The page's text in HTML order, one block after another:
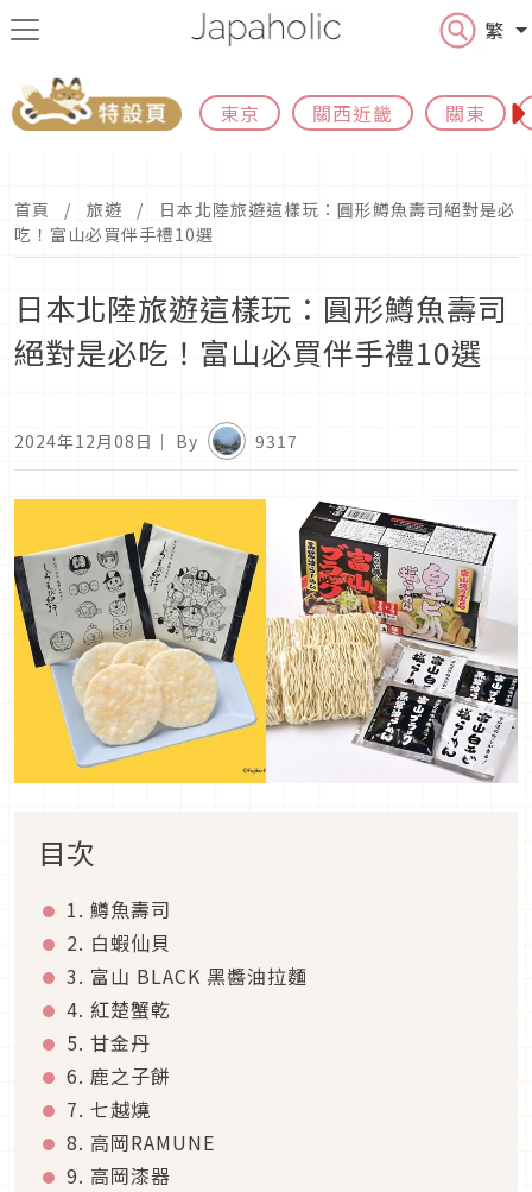
繁
東京 關西近畿 關東
首頁 旅遊
日本北陸旅遊這樣玩：圓形鱒魚壽司絕對是必
吃！富山必買伴手禮10選
日本北陸旅遊這樣玩：圓形鱒魚壽司
絕對是必吃！富山必買伴手禮10選
2024年12月08日 ｜ By 9317
目次
1. 鱒魚壽司
2. 白蝦仙貝
3. 富山 BLACK 黑醬油拉麵
4. 紅楚蟹乾
5. 甘金丹
6. 鹿之子餅
7. 七越燒
8. 高岡RAMUNE
9. 高岡漆器